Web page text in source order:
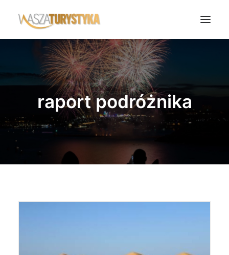
Księga wspomnień
Biura podróży
Transport
Noclegi
Polska
Świat
Wasze Podróże
raport podróżnika